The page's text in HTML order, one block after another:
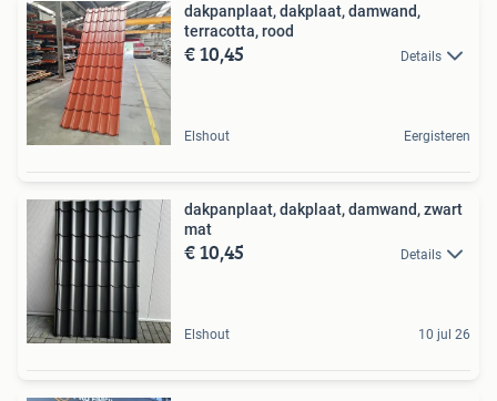
dakpanplaat, dakplaat, damwand,
terracotta, rood
€ 10,45 Details
Elshout Eergisteren
dakpanplaat, dakplaat, damwand, zwart
mat
€ 10,45 Details
Elshout 10 jul 26